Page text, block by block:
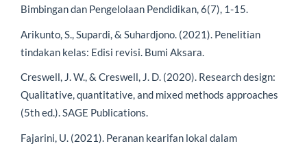
Bimbingan dan Pengelolaan Pendidikan, 6(7), 1-15.
Arikunto, S., Supardi, & Suhardjono. (2021). Penelitian
tindakan kelas: Edisi revisi. Bumi Aksara.
Creswell, J. W., & Creswell, J. D. (2020). Research design:
Qualitative, quantitative, and mixed methods approaches
(5th ed.). SAGE Publications.
Fajarini, U. (2021). Peranan kearifan lokal dalam